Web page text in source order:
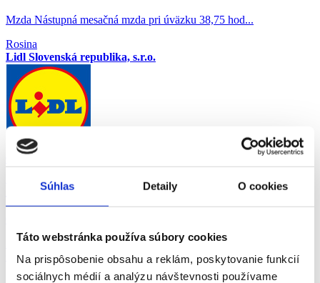
Súhlas Detaily O cookies
Táto webstránka používa súbory cookies
Na prispôsobenie obsahu a reklám, poskytovanie funkcií
sociálnych médií a analýzu návštevnosti používame
Mzda Nástupná mesačná mzda pri úväzku 38,75 hod...
Rosina
Lidl Slovenská republika, s.r.o.
05.08.2026
Vodič/ Voskovač
Žilina
Grafton Slovakia s.r.o.